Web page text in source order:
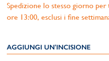
Spedizione lo stesso giorno
ore 13:00, esclusi i fine
AGGIUNGI UN'INCISIONE